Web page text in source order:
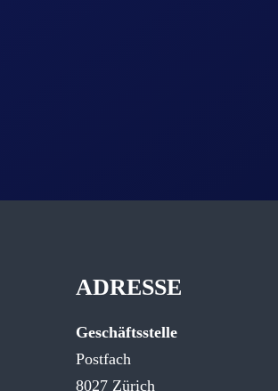
ADRESSE
Geschäftsstelle
Postfach
8027 Zürich